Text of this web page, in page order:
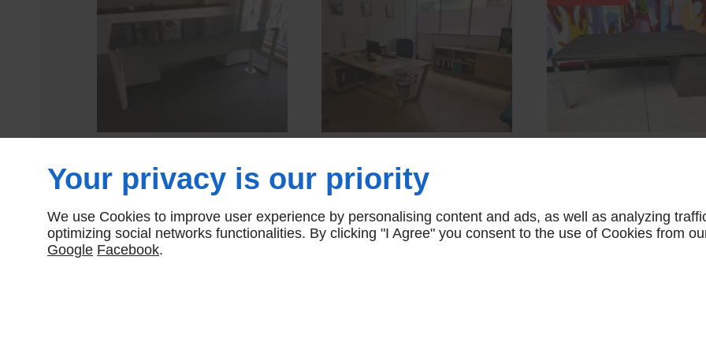
CLEN VERRE TEINTÉ
890,00 € HT
CHÊNE CLAIR AVEC
RETOUR
2.200,00 € HT
CAISSON
2.200,00 € HT 2.890,00 €
Your privacy is our priority
We use Cookies to improve user experience by personalising content and ads, as well as analyzing
optimizing social networks functionalities. By clicking "I Agree" you consent to the use of Cookies from
Google Facebook.